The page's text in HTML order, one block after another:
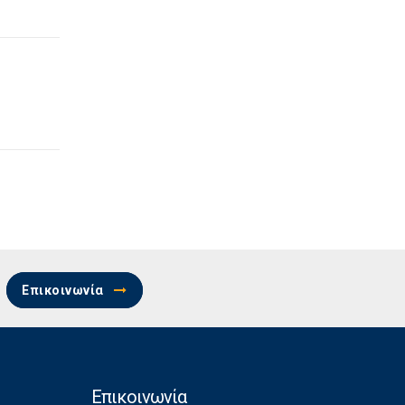
Επικοινωνία
Επικοινωνία